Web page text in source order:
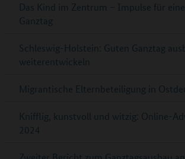
Das Kind im Zentrum – Impulse für
Ganztag
Schleswig-Holstein: Guten Ganztag
weiterentwickeln
Migrantische Elternbeteiligung in
Knifflig, kunstvoll und witzig: Online-
2024